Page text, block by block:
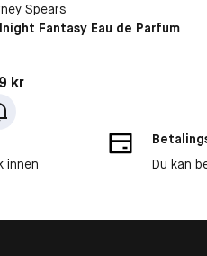
Spears
Fantasy Eau de Parfum
539 kr
kr
innen
Du kan